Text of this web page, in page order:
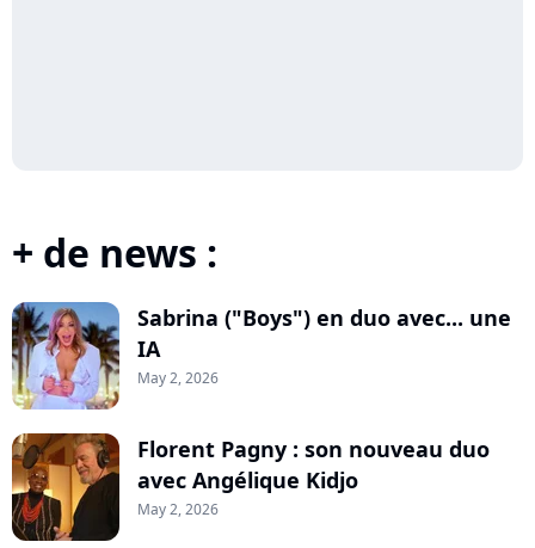
+ de news :
Sabrina ("Boys") en duo avec... une
IA
May 2, 2026
Florent Pagny : son nouveau duo
avec Angélique Kidjo
May 2, 2026